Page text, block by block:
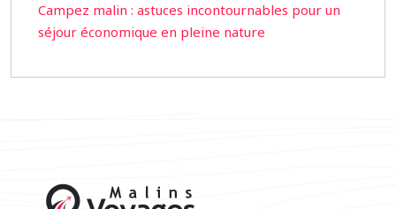
Campez malin : astuces incontournables pour un
séjour économique en pleine nature